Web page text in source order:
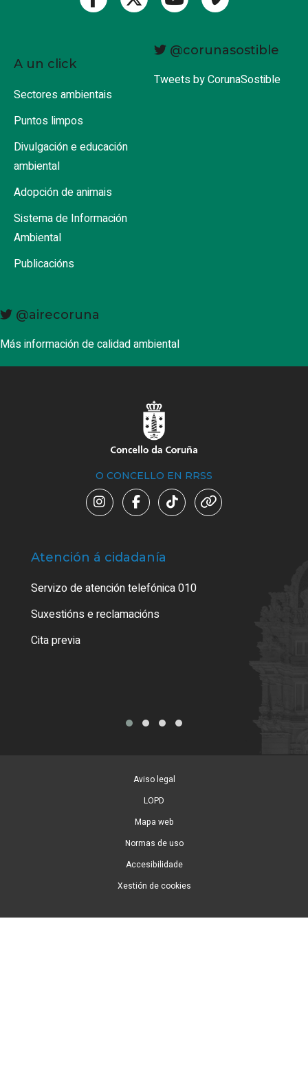
A un click
Sectores ambientais
Puntos limpos
Divulgación e educación
ambiental
Adopción de animais
Sistema de Información
Ambiental
Publicacións
@corunasostible
Tweets by CorunaSostible
@airecoruna
Más información de calidad ambiental
O CONCELLO EN RRSS
Atención á cidadanía
Servizo de atención telefónica 010
Suxestións e reclamacións
Cita previa
Aviso legal
LOPD
Mapa web
Normas de uso
Accesibilidade
Xestión de cookies